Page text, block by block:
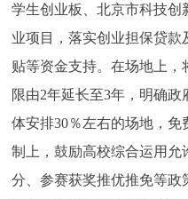
学生创业板、北京市科技创
业项目，落实创业担保贷
贴等资金支持。在场地上
限由2年延长至3年，明确
体安排30％左右的场地，
制上，鼓励高校综合运用允
分、参赛获奖推优推免等